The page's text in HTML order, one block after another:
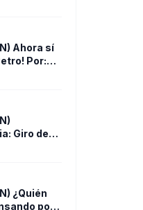
Ahora sí
Por:
José
Giro de
Por:
¿Quién
por